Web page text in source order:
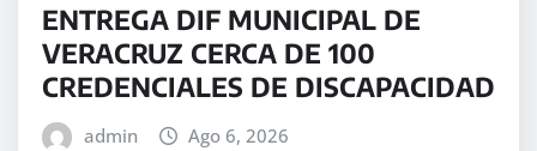
ENTREGA DIF MUNICIPAL DE
VERACRUZ CERCA DE 100
CREDENCIALES DE DISCAPACIDAD
admin Ago 6, 2026